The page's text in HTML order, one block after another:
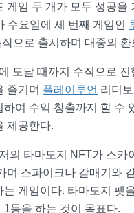
게임 두 개가 모두 성공을
수요일에 세 번째 게임인
으로 출시하며 대중의
도달 때까지 수직으로
즐기며 플레이투언 리더
하여 수익 창출까지 할 수
제공한다.
의 타마도지 NFT가 스카
며 스파이크나 갈매기와
는 게임이다. 타마도지 펫
1등을 하는 것이 목표다.